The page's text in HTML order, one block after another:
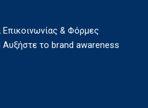
Επικοινωνίας & Φόρμες
Αυξήστε το brand awareness